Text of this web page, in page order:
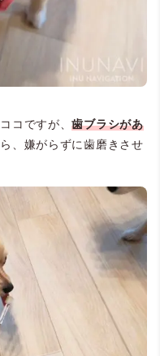
コですが、歯ブラシがあ
、嫌がらずに歯磨きさせ